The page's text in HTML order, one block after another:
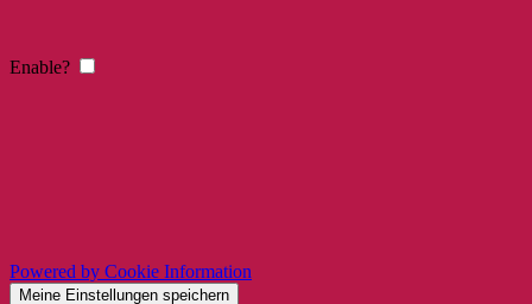
Enable?
Powered by Cookie Information
Meine Einstellungen speichern